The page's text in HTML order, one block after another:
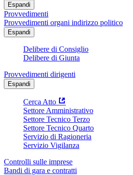
Espandi
Provvedimenti
Provvedimenti organi indirizzo politico
Espandi
Delibere di Consiglio
Delibere di Giunta
Provvedimenti dirigenti
Espandi
Cerca Atto
Settore Amministrativo
Settore Tecnico Terzo
Settore Tecnico Quarto
Servizio di Ragioneria
Servizio Vigilanza
Controlli sulle imprese
Bandi di gara e contratti